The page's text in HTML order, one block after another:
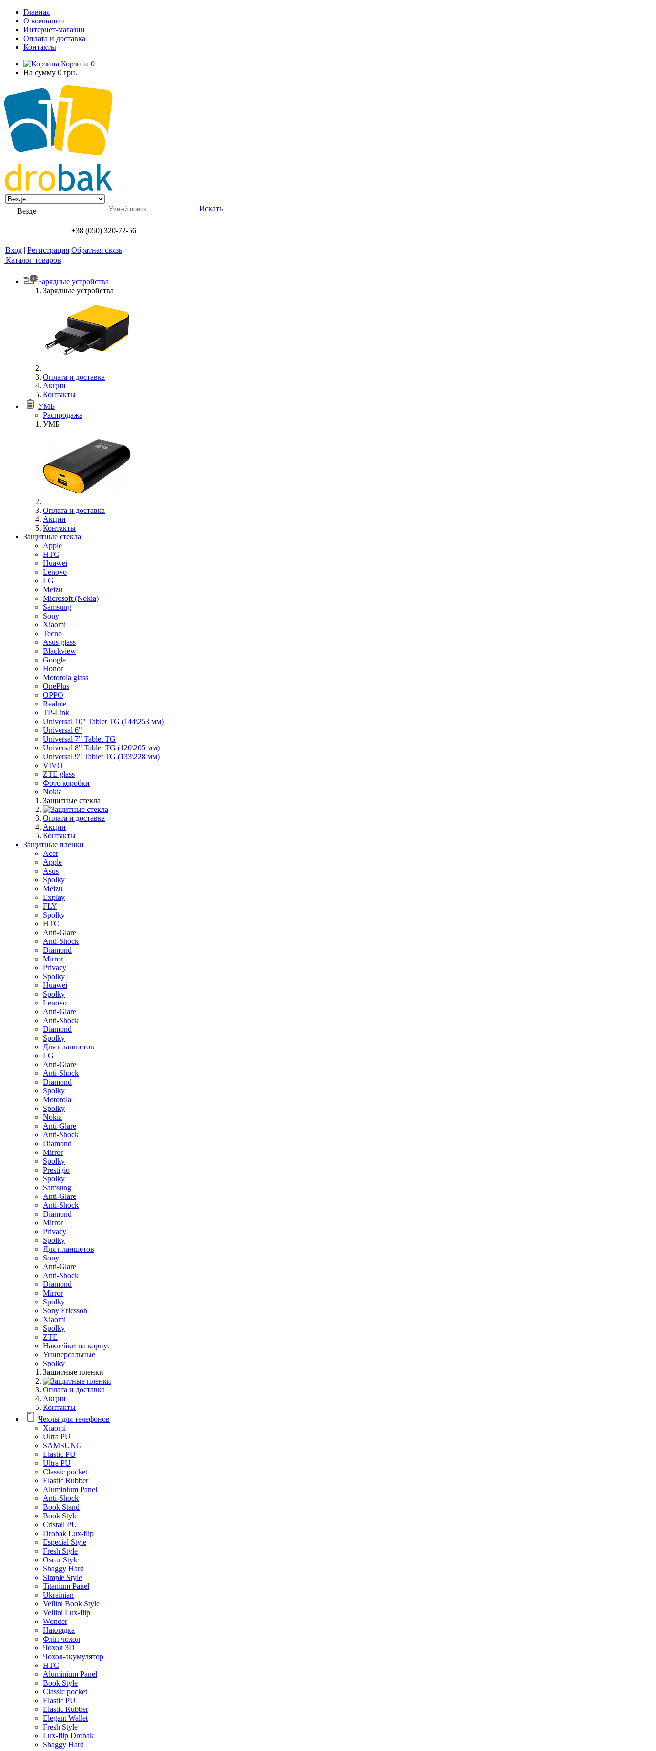
Главная
О компании
Интернет-магазин
Оплата и доставка
Контакты
Корзина 0
На сумму 0 грн.
Везде Искать
+38 (050) 320-72-56
Вход | Регистрация Обратная связь
Каталог товаров
Зарядные устройства
Зарядные устройства
Оплата и доставка
Акции
Контакты
УМБ
Распродажа
УМБ
Оплата и доставка
Акции
Контакты
Защитные стекла
Apple
HTC
Huawei
Lenovo
LG
Meizu
Microsoft (Nokia)
Samsung
Sony
Xiaomi
Tecno
Asus glass
Blackview
Google
Honor
Motorola glass
OnePlus
OPPO
Realme
TP-Link
Universal 10" Tablet TG (144\253 мм)
Universal 6"
Universal 7" Tablet TG
Universal 8" Tablet TG (120\205 мм)
Universal 9" Tablet TG (133\228 мм)
VIVO
ZTE glass
Фото коробки
Nokia
Защитные стекла
Оплата и доставка
Акции
Контакты
Защитные пленки
Acer
Apple
Asus
Spolky
Meizu
Explay
FLY
Spolky
HTC
Anti-Glare
Anti-Shock
Diamond
Mirror
Privacy
Spolky
Huawei
Spolky
Lenovo
Anti-Glare
Anti-Shock
Diamond
Spolky
Для планшетов
LG
Anti-Glare
Anti-Shock
Diamond
Spolky
Motorola
Spolky
Nokia
Anti-Glare
Anti-Shock
Diamond
Mirror
Spolky
Prestigio
Spolky
Samsung
Anti-Glare
Anti-Shock
Diamond
Mirror
Privacy
Spolky
Для планшетов
Sony
Anti-Glare
Anti-Shock
Diamond
Mirror
Spolky
Sony Ericsson
Xiaomi
Spolky
ZTE
Наклейки на корпус
Универсальные
Spolky
Защитные пленки
Оплата и доставка
Акции
Контакты
Чехлы для телефонов
Xiaomi
Ultra PU
SAMSUNG
Elastic PU
Ultra PU
Classic pocket
Elastic Rubber
Aluminium Panel
Anti-Shock
Book Stand
Book Style
Cristall PU
Drobak Lux-flip
Especial Style
Fresh Style
Oscar Style
Shaggy Hard
Simple Style
Titanium Panel
Ukrainian
Vellini Book Style
Vellini Lux-flip
Wonder
Накладка
Фліп чохол
Чохол 3D
Чохол-акумулятор
HTC
Aluminium Panel
Book Style
Classic pocket
Elastic PU
Elastic Rubber
Elegant Wallet
Fresh Style
Lux-flip Drobak
Shaggy Hard